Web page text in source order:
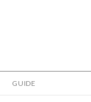
GUIDE